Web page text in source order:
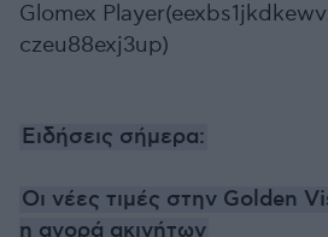
Glomex
czeu88exj3up)
Ειδήσεις σήμερα:
Οι νέες τιμές στην Golden
η αγορά ακινήτων